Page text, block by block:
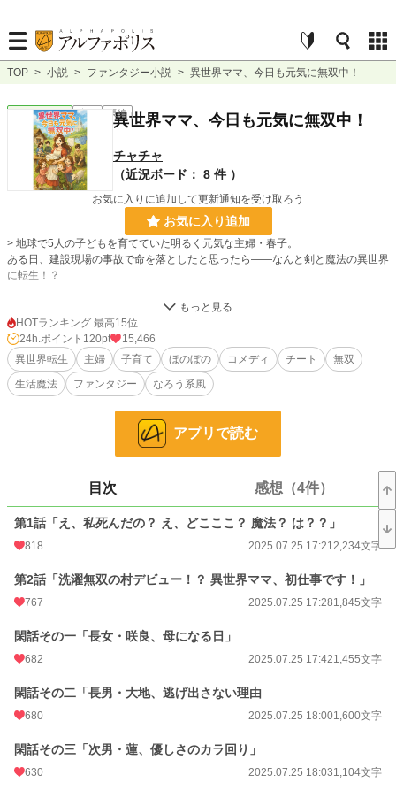
TOP > 小説 > ファンタジー小説 > 異世界ママ、今日も元気に無双中！
ファンタジー 完結 長編
異世界ママ、今日も元気に無双中！
チャチャ
（近況ボード： 8 件 ）
お気に入りに追加して更新通知を受け取ろう
お気に入り追加
> 地球で5人の子どもを育てていた明るく元気な主婦・春子。
ある日、建設現場の事故で命を落としたと思ったら――なんと剣と魔法の異世界
に転生！？
目が覚めたら村の片隅、魔法も戦闘知識もゼロ……でも家事スキルは超一流！
「洗濯魔法？ お掃除召喚？ いえいえ、ただの生活の知恵です！」
おせっかい上等！ お節介で世界を変える異世界ママ、今日も笑顔で大奮闘！
魔法も剣もぶっ飛ばせ♪ ほんわかテンポの“無双系ほんわかファンタジー”開幕！
9,463 位 / 228,629 件
1,847 位 / 53,266 件
902
24h.ポイント 120 pt
文字数
更新日時 2025.09.29 18:39
初回公開日時
初回完結日時 2025.09.29 18:39
月間ポイント
累計ポイント
HOTランキング 最高15位
24h.ポイント 120pt
15,466
異世界転生
主婦 子育て ほのぼの コメディ チート
無双
生活魔法
ファンタジー なろう系風
アプリで読む
目次 感想（4件）
第1話「え、私死んだの？ え、どこここ？ 魔法？ は？？」
818 2025.07.25 17:212,234文字
第2話「洗濯無双の村デビュー！？ 異世界ママ、初仕事です！」
767 2025.07.25 17:281,845文字
閑話その一「長女・咲良、母になる日」
682 2025.07.25 17:421,455文字
閑話その二「長男・大地、逃げ出さない理由
680 2025.07.25 18:001,600文字
閑話その三「次男・蓮、優しさのカラ回り」
630 2025.07.25 18:031,104文字